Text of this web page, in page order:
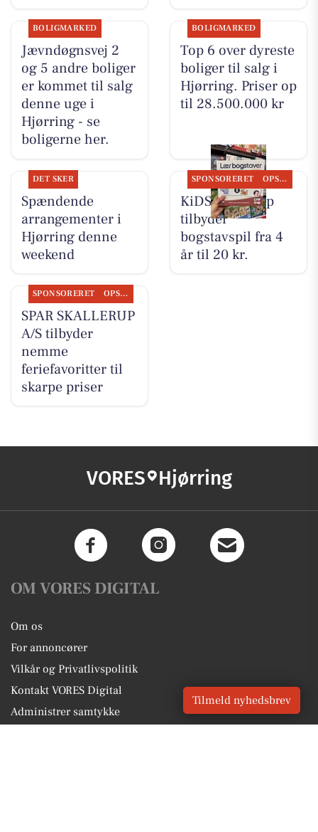
BOLIGMARKED
Jævndøgnsvej 2
og 5 andre boliger
er kommet til salg
denne uge i
Hjørring - se
boligerne her.
BOLIGMARKED
Top 6 over dyreste
boliger til salg i
Hjørring. Priser op
til 28.500.000 kr
DET SKER
Spændende
arrangementer i
Hjørring denne
weekend
SPONSORERET OPSLAGSTAVLEN
KiDS Coolshop
tilbyder
bogstavspil fra 4
år til 20 kr.
SPONSORERET OPSLAGSTAVLEN
SPAR SKALLERUP
A/S tilbyder
nemme
feriefavoritter til
skarpe priser
VORES Hjørring
OM VORES DIGITAL
Om os
For annoncører
Vilkår og Privatlivspolitik
Kontakt VORES Digital
Administrer samtykke
Tilmeld nyhedsbrev